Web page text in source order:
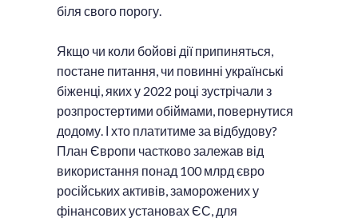
біля свого порогу.
Якщо чи коли бойові дії припиняться,
постане питання, чи повинні українські
біженці, яких у 2022 році зустрічали з
розпростертими обіймами, повернутися
додому. І хто платитиме за відбудову?
План Європи частково залежав від
використання понад 100 млрд євро
російських активів, заморожених у
фінансових установах ЄС, для